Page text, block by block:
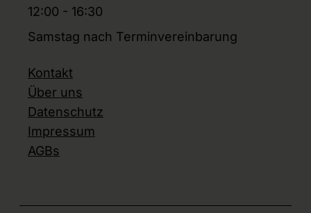
12:00 - 16:30
Samstag nach Terminvereinbarung
Kontakt
Über uns
Datenschutz
Impressum
AGBs